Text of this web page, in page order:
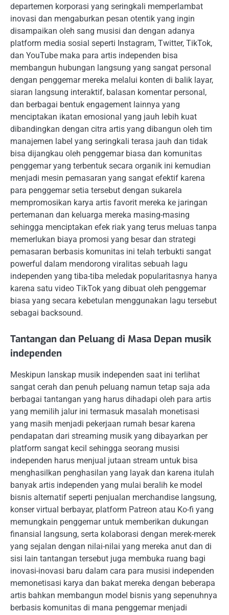
departemen korporasi yang seringkali memperlambat
inovasi dan mengaburkan pesan otentik yang ingin
disampaikan oleh sang musisi dan dengan adanya
platform media sosial seperti Instagram, Twitter, TikTok,
dan YouTube maka para artis independen bisa
membangun hubungan langsung yang sangat personal
dengan penggemar mereka melalui konten di balik layar,
siaran langsung interaktif, balasan komentar personal,
dan berbagai bentuk engagement lainnya yang
menciptakan ikatan emosional yang jauh lebih kuat
dibandingkan dengan citra artis yang dibangun oleh tim
manajemen label yang seringkali terasa jauh dan tidak
bisa dijangkau oleh penggemar biasa dan komunitas
penggemar yang terbentuk secara organik ini kemudian
menjadi mesin pemasaran yang sangat efektif karena
para penggemar setia tersebut dengan sukarela
mempromosikan karya artis favorit mereka ke jaringan
pertemanan dan keluarga mereka masing-masing
sehingga menciptakan efek riak yang terus meluas tanpa
memerlukan biaya promosi yang besar dan strategi
pemasaran berbasis komunitas ini telah terbukti sangat
powerful dalam mendorong viralitas sebuah lagu
independen yang tiba-tiba meledak popularitasnya hanya
karena satu video TikTok yang dibuat oleh penggemar
biasa yang secara kebetulan menggunakan lagu tersebut
sebagai backsound.
Tantangan dan Peluang di Masa Depan musik
independen
Meskipun lanskap musik independen saat ini terlihat
sangat cerah dan penuh peluang namun tetap saja ada
berbagai tantangan yang harus dihadapi oleh para artis
yang memilih jalur ini termasuk masalah monetisasi
yang masih menjadi pekerjaan rumah besar karena
pendapatan dari streaming musik yang dibayarkan per
platform sangat kecil sehingga seorang musisi
independen harus menjual jutaan stream untuk bisa
menghasilkan penghasilan yang layak dan karena itulah
banyak artis independen yang mulai beralih ke model
bisnis alternatif seperti penjualan merchandise langsung,
konser virtual berbayar, platform Patreon atau Ko-fi yang
memungkain penggemar untuk memberikan dukungan
finansial langsung, serta kolaborasi dengan merek-merek
yang sejalan dengan nilai-nilai yang mereka anut dan di
sisi lain tantangan tersebut juga membuka ruang bagi
inovasi-inovasi baru dalam cara para musisi independen
memonetisasi karya dan bakat mereka dengan beberapa
artis bahkan membangun model bisnis yang sepenuhnya
berbasis komunitas di mana penggemar menjadi